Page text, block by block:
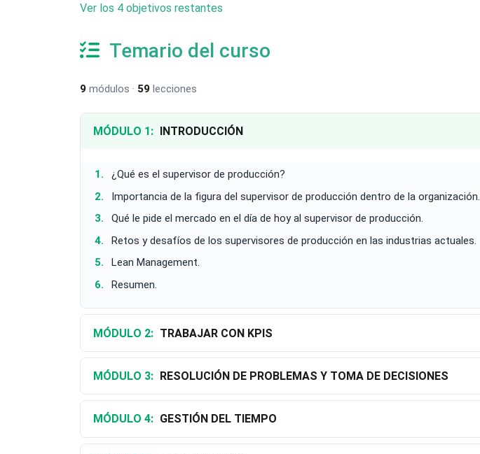
Ver los 4 objetivos restantes
Temario del curso
9 módulos · 59 lecciones
MÓDULO 1: INTRODUCCIÓN
¿Qué es el supervisor de producción?
Importancia de la figura del supervisor de producción dentro de la organización.
Qué le pide el mercado en el día de hoy al supervisor de producción.
Retos y desafíos de los supervisores de producción en las industrias actuales.
Lean Management.
Resumen.
MÓDULO 2: TRABAJAR CON KPIS
MÓDULO 3: RESOLUCIÓN DE PROBLEMAS Y TOMA DE DECISIONES
MÓDULO 4: GESTIÓN DEL TIEMPO